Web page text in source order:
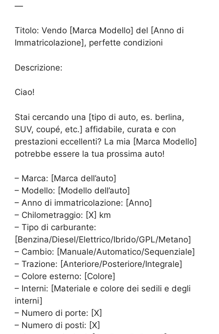
—
Titolo: Vendo [Marca Modello] del [Anno di
Immatricolazione], perfette condizioni
Descrizione:
Ciao!
Stai cercando una [tipo di auto, es. berlina,
SUV, coupé, etc.] affidabile, curata e con
prestazioni eccellenti? La mia [Marca Modello]
potrebbe essere la tua prossima auto!
– Marca: [Marca dell’auto]
– Modello: [Modello dell’auto]
– Anno di immatricolazione: [Anno]
– Chilometraggio: [X] km
– Tipo di carburante:
[Benzina/Diesel/Elettrico/Ibrido/GPL/Metano]
– Cambio: [Manuale/Automatico/Sequenziale]
– Trazione: [Anteriore/Posteriore/Integrale]
– Colore esterno: [Colore]
– Interni: [Materiale e colore dei sedili e degli
interni]
– Numero di porte: [X]
– Numero di posti: [X]